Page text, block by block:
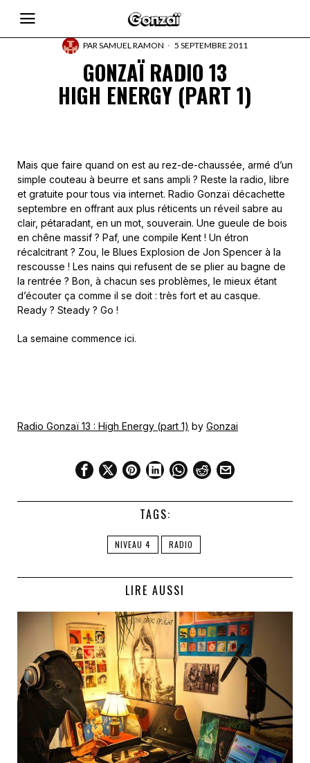
PARSAMUEL RAMON 5 SEPTEMBRE 2011
GONZAÏ RADIO 13
HIGH ENERGY (PART 1)
Mais que faire quand on est au rez-de-chaussée, armé d’un
simple couteau à beurre et sans ampli ? Reste la radio, libre
et gratuite pour tous via internet. Radio Gonzaï décachette
septembre en offrant aux plus réticents un réveil sabre au
clair, pétaradant, en un mot, souverain. Une gueule de bois
en chêne massif ? Paf, une compile Kent ! Un étron
récalcitrant ? Zou, le Blues Explosion de Jon Spencer à la
rescousse ! Les nains qui refusent de se plier au bagne de
la rentrée ? Bon, à chacun ses problèmes, le mieux étant
d’écouter ça comme il se doit : très fort et au casque.
Ready ? Steady ? Go !
La semaine commence ici.
Radio Gonzaï 13 : High Energy (part 1) by Gonzai
TAGS:
NIVEAU 4 RADIO
LIRE AUSSI